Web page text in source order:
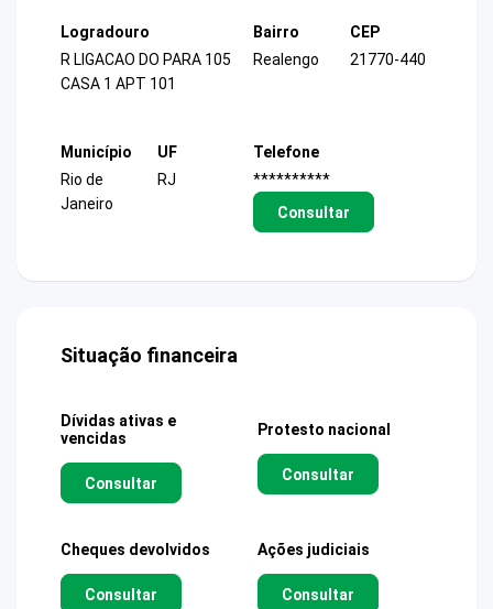
Logradouro
R LIGACAO DO PARA 105
CASA 1 APT 101
Bairro
Realengo
CEP
21770-440
Município
Rio de
Janeiro
UF
RJ
Telefone
**********
Consultar
Situação financeira
Dívidas ativas e
vencidas
Consultar
Protesto nacional
Consultar
Cheques devolvidos
Consultar
Ações judiciais
Consultar